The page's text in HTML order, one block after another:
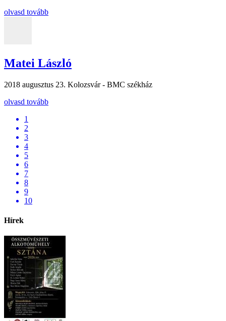
olvasd tovább
Matei László
2018 augusztus 23. Kolozsvár - BMC székház
olvasd tovább
1
2
3
4
5
6
7
8
9
10
Hírek